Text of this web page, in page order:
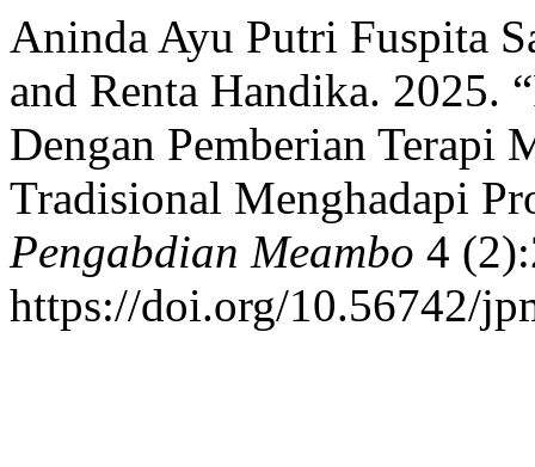
Aninda Ayu Putri Fuspita
and Renta Handika. 2025.
Dengan Pemberian Terapi
Tradisional Menghadapi
Pengabdian Meambo 4
https://doi.org/10.56742/